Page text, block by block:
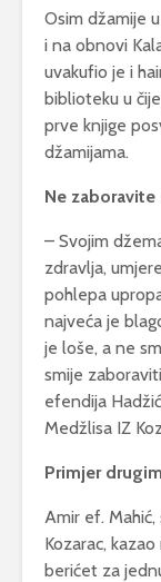
Osim džamije
i na obnovi
uvakufio je i
biblioteku u
prve knjige
džamijama.
Ne
– Svojim
zdravlja,
pohlepa
najveća je
je loše, a ne
smije
efendija
Medžlisa IZ
Primjer
Amir ef.
Kozarac,
berićet za